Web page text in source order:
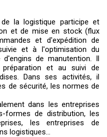
la logistique participe et
et de mise en stock (flux
et d'expédition de
et à l'optimisation du
de manutention. Il
et au suivi de
Dans ses activités, il
de sécurité, les normes de
dans les entreprises
formes de distribution, les
les entreprises de
logistiques...